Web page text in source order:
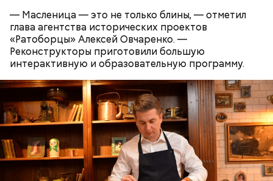
— Масленица — это не только блины, — отметил
глава агентства исторических проектов
«Ратоборцы» Алексей Овчаренко. —
Реконструкторы приготовили большую
интерактивную и образовательную программу.